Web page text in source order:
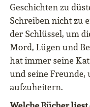
Geschichten zu
Schreiben nicht zu
der Schlüssel, um
Mord, Lügen und
hat immer seine
und seine Freunde,
aufzuheitern.